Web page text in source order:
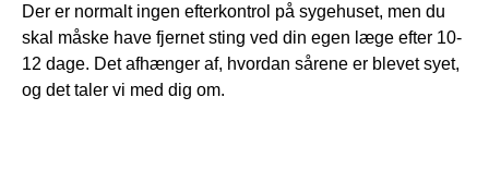
Der er normalt ingen efterkontrol på sygehuset, men du
skal måske have fjernet sting ved din egen læge efter 10-
12 dage. Det afhænger af, hvordan sårene er blevet syet,
og det taler vi med dig om.